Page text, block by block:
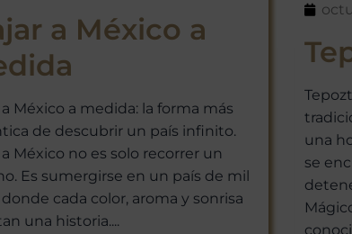
a México a
a México a medida: la forma más
de descubrir un país infinito.
a México no es solo recorrer un
Es sumergirse en un país de mil
donde cada color, aroma y sonrisa
una historia....
una
se